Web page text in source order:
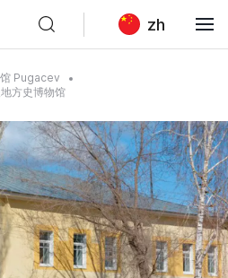
zh
Pugacev
方史博物馆